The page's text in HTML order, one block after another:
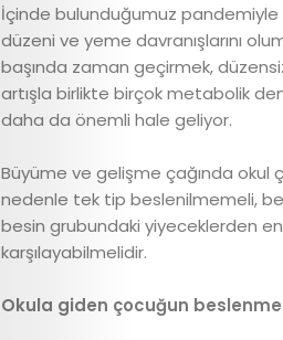
Sağlığı
Çocuk
Gelişimi
Anne
Sağlığı
Beslenme
İçinde bulunduğumuz pandemiyle
düzeni ve yeme davranışlarını
başında zaman geçirmek,
artışla birlikte birçok metabolik
daha da önemli hale geliyor.
Büyüme ve gelişme çağında okul
nedenle tek tip beslenilmemeli,
besin grubundaki yiyeceklerden
karşılayabilmelidir.
Okula giden çocuğun